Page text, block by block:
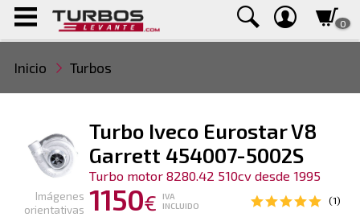
0
Inicio Turbos
Turbo Iveco Eurostar V8
Garrett 454007-5002S
Turbo motor 8280.42 510cv desde 1995
1150€
IVA
INCLUIDO
(1)
Imágenes
orientativas